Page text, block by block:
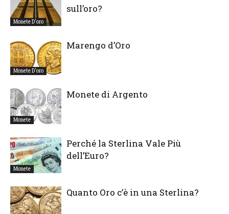
Monete D'oro
sull’oro?
Monete D'oro
Marengo d’Oro
Monete
Monete di Argento
Monete
Perché la Sterlina Vale Più
dell’Euro?
Quanto Oro c’è in una Sterlina?